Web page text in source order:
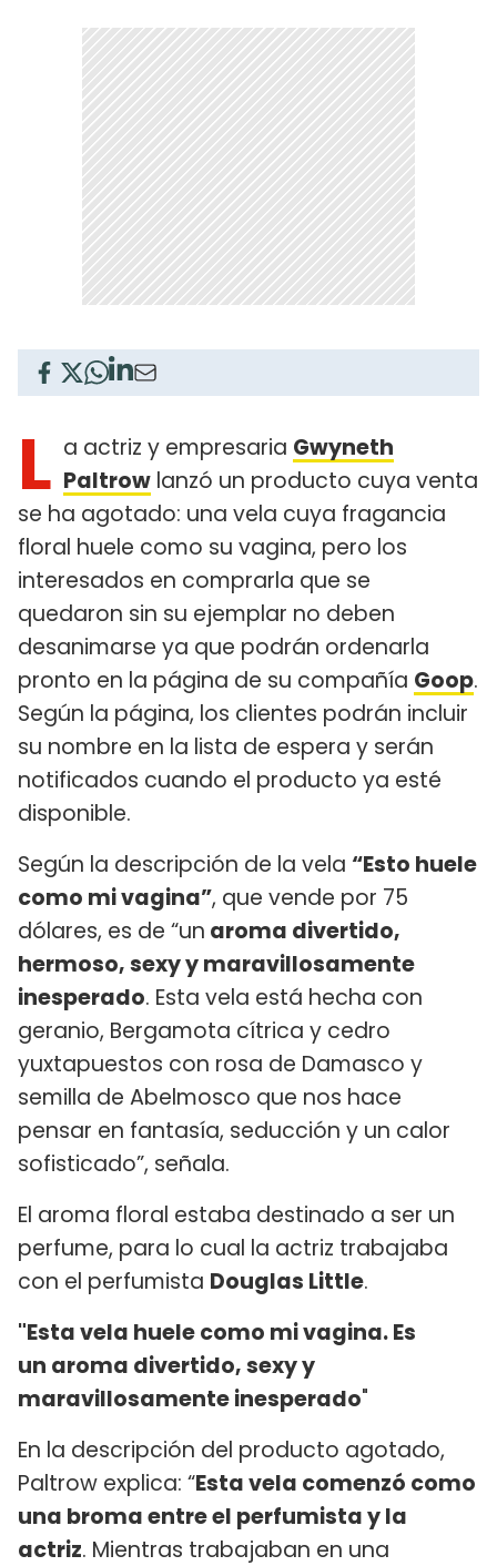
L a actriz y empresaria Gwyneth
Paltrow lanzó un producto cuya venta
se ha agotado: una vela cuya fragancia
floral huele como su vagina, pero los
interesados en comprarla que se
quedaron sin su ejemplar no deben
desanimarse ya que podrán ordenarla
pronto en la página de su compañía Goop.
Según la página, los clientes podrán incluir
su nombre en la lista de espera y serán
notificados cuando el producto ya esté
disponible.
Según la descripción de la vela “Esto huele
como mi vagina”, que vende por 75
dólares, es de “un aroma divertido,
hermoso, sexy y maravillosamente
inesperado. Esta vela está hecha con
geranio, Bergamota cítrica y cedro
yuxtapuestos con rosa de Damasco y
semilla de Abelmosco que nos hace
pensar en fantasía, seducción y un calor
sofisticado”, señala.
El aroma floral estaba destinado a ser un
perfume, para lo cual la actriz trabajaba
con el perfumista Douglas Little.
"Esta vela huele como mi vagina. Es
un aroma divertido, sexy y
maravillosamente inesperado"
En la descripción del producto agotado,
Paltrow explica: “Esta vela comenzó como
una broma entre el perfumista y la
actriz. Mientras trabajaban en una